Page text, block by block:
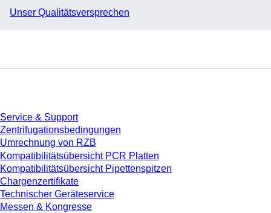
Unser Qualitätsversprechen
Service & Support
Zentrifugationsbedingungen
Umrechnung von RZB
Kompatibilitätsübersicht PCR Platten
Kompatibilitätsübersicht Pipettenspitzen
Chargenzertifikate
Technischer Geräteservice
Messen & Kongresse